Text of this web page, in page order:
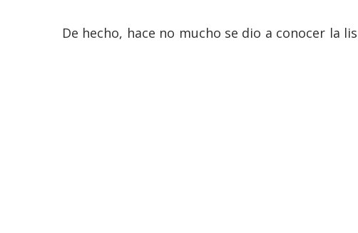
De hecho, hace no mucho se dio a conocer la